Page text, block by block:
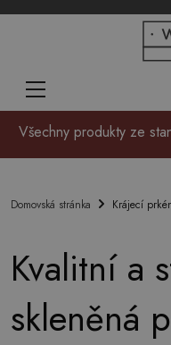
Všechny produkty ze
Domovská stránka Krájecí
Kvalitní a
skleněná